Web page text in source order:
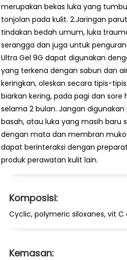
merupakan bekas luka yang
tonjolan pada kulit. 2.Jaringan
tindakan bedah umum, luka
serangga dan juga untuk
Ultra Gel 9G dapat digunakan
yang terkena dengan sabun dan
keringkan, oleskan secara tipis-
biarkan kering, pada pagi dan sore
selama 2 bulan. Jangan
basah, atau luka yang masih baru
dengan mata dan membran
dapat berinteraksi dengan
produk perawatan kulit lain.
Komposisi:
Cyclic, polymeric siloxanes, vit C
Kemasan: